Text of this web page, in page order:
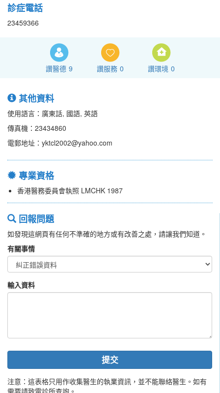
診症電話
23459366
讚醫德 9 讚服務 0 讚環境 0
其他資料
使用語言：廣東話, 國語, 英語
傳真機：23434860
電郵地址：yktcl2002@yahoo.com
專業資格
香港醫務委員會執照 LMCHK 1987
回報問題
如發現這網頁有任何不準確的地方或有改善之處，請讓我們知道。
有關事情
輸入資料
提交
注意：這表格只用作收集醫生的執業資訊，並不能聯絡醫生。如有